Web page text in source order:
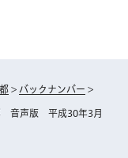
> バックナンバー >
音声版 平成30年3月